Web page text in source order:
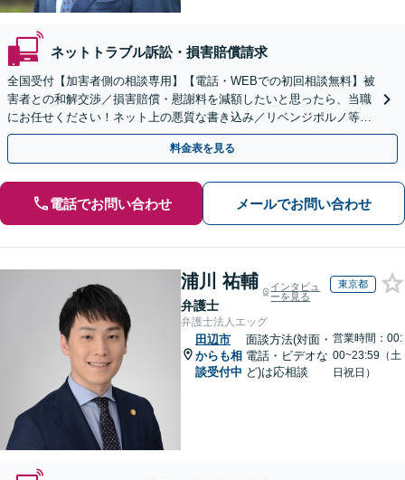
ネットトラブル訴訟・損害賠償請求
全国受付【加害者側の相談専用】【電話・WEBでの初回相談無料】被
害者との和解交渉／損害賠償・慰謝料を減額したいと思ったら、当職
にお任せください！ネット上の悪質な書き込み／リベンジポルノ等、
代表弁護士が最後まで対応【関東エリア以外の相談も可】
料金表を見る
電話でお問い合わせ メールでお問い合わせ
浦川 祐輔
弁護士
インタビュ
ーを見る
東京都
弁護士法人エッグ
田辺市
からも相
談受付中
面談方法(対面・
電話・ビデオな
ど)は応相談
営業時間：00:
00~23:59（土
日祝日）